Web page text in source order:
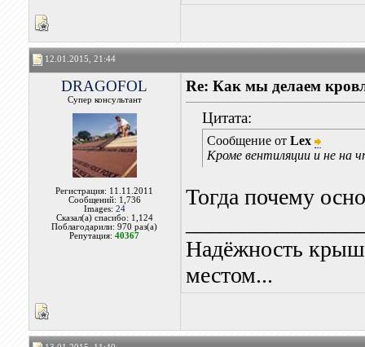
12.01.2015, 21:44
DRAGOFOL
Супер консультант
Регистрация: 11.11.2011
Сообщений: 1,736
Images: 24
Сказал(а) спасибо: 1,124
Поблагодарили: 970 раз(а)
Репутация:40367
Re: Как мы делаем
Цитата:
Сообщение от Lex
Кроме вентиляции и не на
Тогда почему
Надёжность
местом...